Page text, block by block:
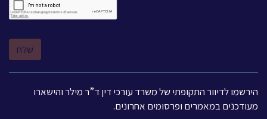
הירשמו לדיוור התקופתי של משרד עורכי דין ד”ר מילר והישארו
מעודכנים במאמרים ופרסומים אחרונים.